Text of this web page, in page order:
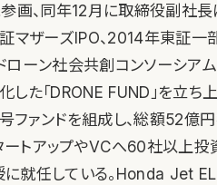
画、同年12月に取締役副社
マザーズIPO、2014年東証一
ーン社会共創コンソーシア
した「DRONE FUND」を立
ァンドを組成し、総額52億円
トアップやVCへ60社以上投
就任している。Honda Jet